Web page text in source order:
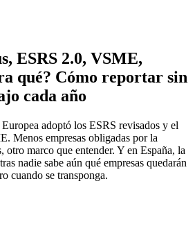
ESRS 2.0, VSME,
qué? Cómo reportar sin
cada año
adoptó los ESRS revisados y el
Menos empresas obligadas por la
otro marco que entender. Y en España, la
nadie sabe aún qué empresas quedarán
cuando se transponga.